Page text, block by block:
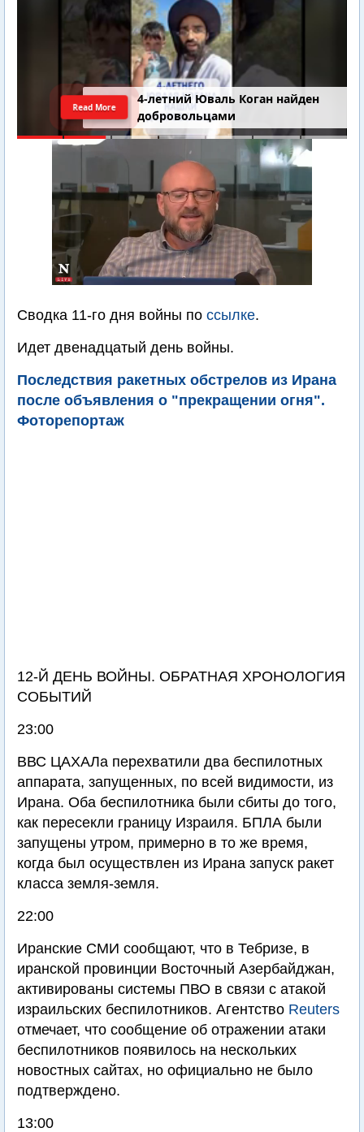
Последний шанс Ирана. Теракт в
Самарии // Новости Израиля.
Шарп. Финкель. Дубнов
Read More
Сводка 11-го дня войны по ссылке.
Идет двенадцатый день войны.
Последствия ракетных обстрелов из Ирана
после объявления о "прекращении огня".
Фоторепортаж
12-Й ДЕНЬ ВОЙНЫ. ОБРАТНАЯ ХРОНОЛОГИЯ
СОБЫТИЙ
23:00
ВВС ЦАХАЛа перехватили два беспилотных
аппарата, запущенных, по всей видимости, из
Ирана. Оба беспилотника были сбиты до того,
как пересекли границу Израиля. БПЛА были
запущены утром, примерно в то же время,
когда был осуществлен из Ирана запуск ракет
класса земля-земля.
22:00
Иранские СМИ сообщают, что в Тебризе, в
иранской провинции Восточный Азербайджан,
активированы системы ПВО в связи с атакой
израильских беспилотников. Агентство Reuters
отмечает, что сообщение об отражении атаки
беспилотников появилось на нескольких
новостных сайтах, но официально не было
подтверждено.
13:00